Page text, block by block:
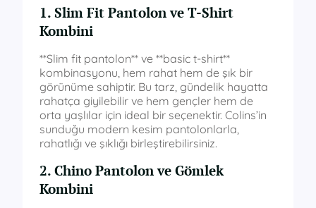
1. Slim Fit Pantolon ve T-Shirt
Kombini
**Slim fit pantolon** ve **basic t-shirt**
kombinasyonu, hem rahat hem de şık bir
görünüme sahiptir. Bu tarz, gündelik hayatta
rahatça giyilebilir ve hem gençler hem de
orta yaşlılar için ideal bir seçenektir. Colins’in
sunduğu modern kesim pantolonlarla,
rahatlığı ve şıklığı birleştirebilirsiniz.
2. Chino Pantolon ve Gömlek
Kombini